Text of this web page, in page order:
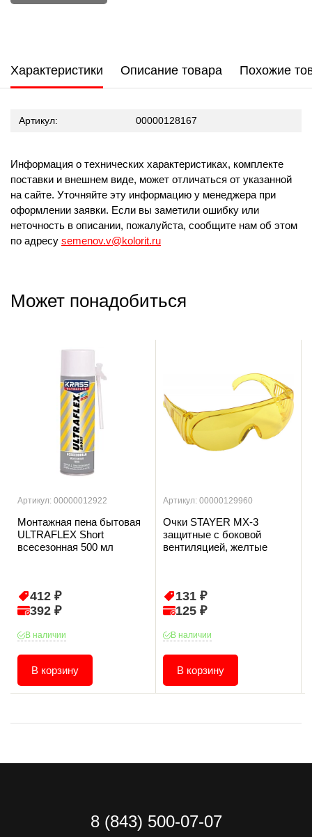
Характеристики Описание товара Похожие
Артикул: 00000128167
Информация о технических характеристиках, комплекте
поставки и внешнем виде, может отличаться от указанной
на сайте. Уточняйте эту информацию у менеджера при
оформлении заявки. Если вы заметили ошибку или
неточность в описании, пожалуйста, сообщите нам об этом
по адресу semenov.v@kolorit.ru
Может понадобиться
Артикул: 00000012922
Монтажная пена бытовая
ULTRAFLEX Short
всесезонная 500 мл
412 ₽
392 ₽
В наличии
В корзину
Артикул: 00000129960
Очки STAYER MX-3
защитные с боковой
вентиляцией, желтые
131 ₽
125 ₽
В наличии
В корзину
8 (843) 500-07-07